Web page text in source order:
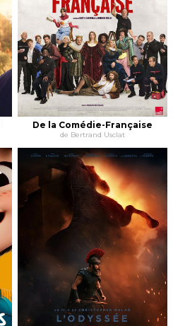
De la Comédie-Française
de Bertrand Usclat